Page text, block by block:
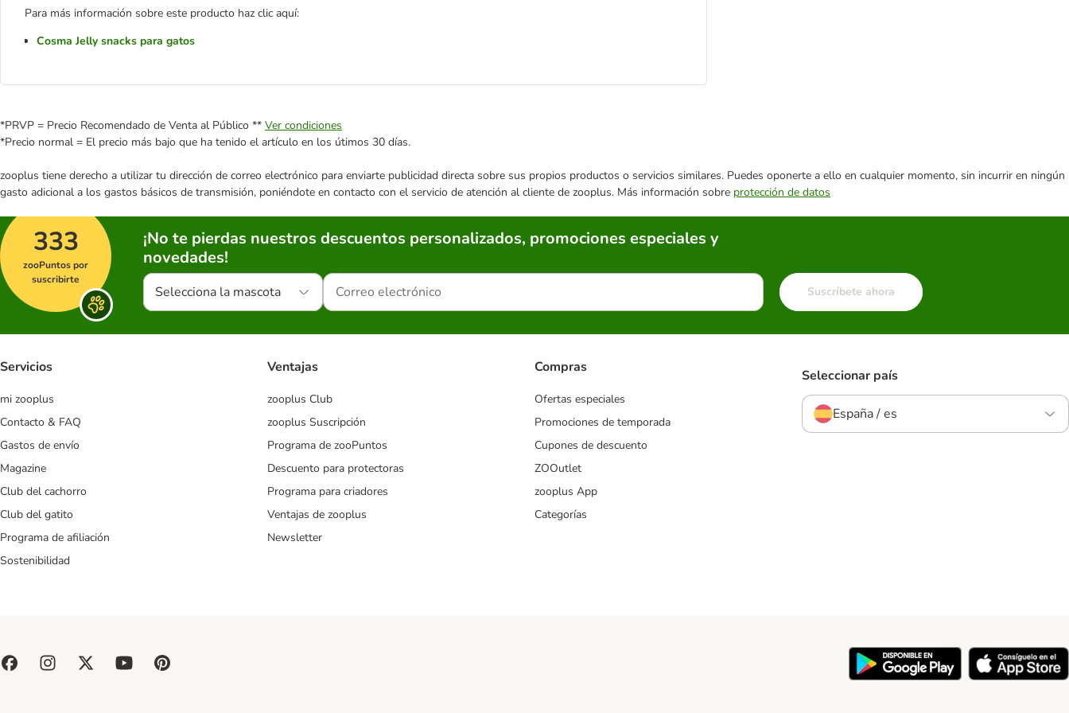
Para más información sobre este producto haz clic aquí:
Cosma Jelly snacks para gatos
*PRVP = Precio Recomendado de Venta al Público ** Ver condiciones
*Precio normal = El precio más bajo que ha tenido el artículo en los útimos 30 días.
zooplus tiene derecho a utilizar tu dirección de correo electrónico para enviarte publicidad directa sobre sus propios productos o servicios similares. Puedes oponerte a ello en cualquier momento, sin incurrir en ningún
gasto adicional a los gastos básicos de transmisión, poniéndote en contacto con el servicio de atención al cliente de zooplus. Más información sobre protección de datos
333
zooPuntos por
suscribirte
¡No te pierdas nuestros descuentos personalizados, promociones especiales y
novedades!
Selecciona la mascota Suscríbete ahora
Servicios
mi zooplus
Contacto & FAQ
Gastos de envío
Magazine
Club del cachorro
Club del gatito
Programa de afiliación
Sostenibilidad
Ventajas
zooplus Club
zooplus Suscripción
Programa de zooPuntos
Descuento para protectoras
Programa para criadores
Ventajas de zooplus
Newsletter
Compras
Ofertas especiales
Promociones de temporada
Cupones de descuento
ZOOutlet
zooplus App
Categorías
Seleccionar país
España / es